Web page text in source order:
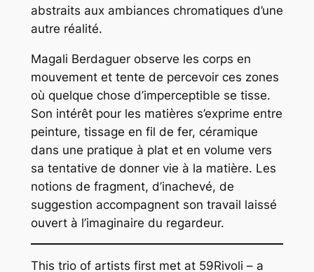
abstraits aux ambiances chromatiques d’une
autre réalité.
Magali Berdaguer observe les corps en
mouvement et tente de percevoir ces zones
où quelque chose d’imperceptible se tisse.
Son intérêt pour les matières s’exprime entre
peinture, tissage en fil de fer, céramique
dans une pratique à plat et en volume vers
sa tentative de donner vie à la matière. Les
notions de fragment, d’inachevé, de
suggestion accompagnent son travail laissé
ouvert à l’imaginaire du regardeur.
This trio of artists first met at 59Rivoli – a